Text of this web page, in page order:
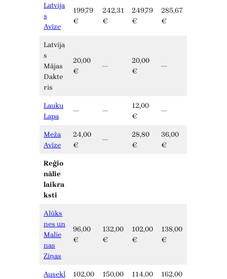
Latvija
s
Avīze
199,79
€
242,31
€
249,79
€
285,67
€
Latvija
s
Mājas
Dakte
ris
20,00
€
—
20,00
€
—
Lauku
Lapa
— —
12,00
€
—
Meža
Avīze
24,00
€
—
28,80
€
36,00
€
Reģio
nālie
laikra
ksti
Alūks
nes un
Malie
nas
Ziņas
96,00
€
132,00
€
102,00
€
138,00
€
Ausekl
102,00
150,00
114,00
162,00